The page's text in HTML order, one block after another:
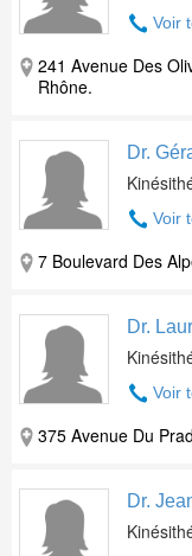
Voir
241 Avenue Des
Rhône.
Dr.
Voir
7 Boulevard Des
Dr.
Voir
375 Avenue Du
Dr.